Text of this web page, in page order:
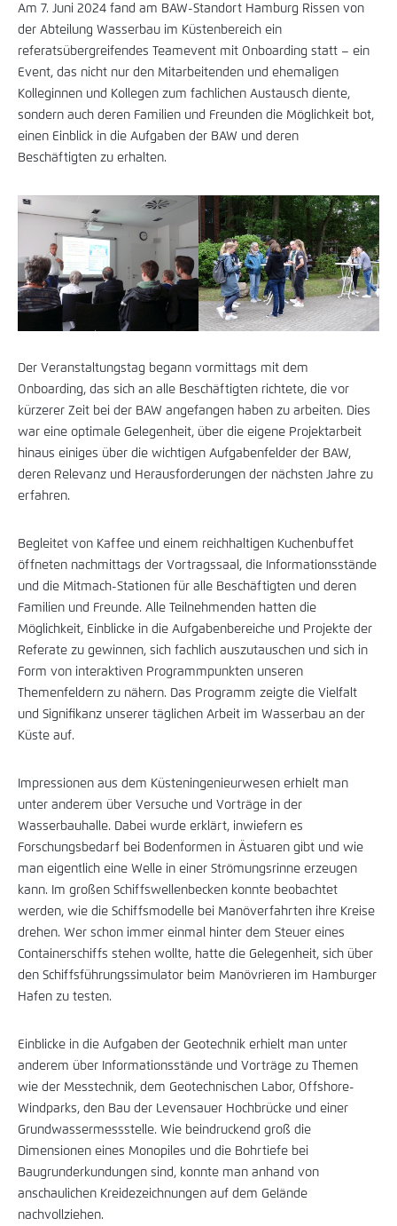
Am 7. Juni 2024 fand am BAW-Standort Hamburg Rissen von
der Abteilung Wasserbau im Küstenbereich ein
referatsübergreifendes Teamevent mit Onboarding statt – ein
Event, das nicht nur den Mitarbeitenden und ehemaligen
Kolleginnen und Kollegen zum fachlichen Austausch diente,
sondern auch deren Familien und Freunden die Möglichkeit bot,
einen Einblick in die Aufgaben der BAW und deren
Beschäftigten zu erhalten.
Der Veranstaltungstag begann vormittags mit dem
Onboarding, das sich an alle Beschäftigten richtete, die vor
kürzerer Zeit bei der BAW angefangen haben zu arbeiten. Dies
war eine optimale Gelegenheit, über die eigene Projektarbeit
hinaus einiges über die wichtigen Aufgabenfelder der BAW,
deren Relevanz und Herausforderungen der nächsten Jahre zu
erfahren.
Begleitet von Kaffee und einem reichhaltigen Kuchenbuffet
öffneten nachmittags der Vortragssaal, die Informationsstände
und die Mitmach-Stationen für alle Beschäftigten und deren
Familien und Freunde. Alle Teilnehmenden hatten die
Möglichkeit, Einblicke in die Aufgabenbereiche und Projekte der
Referate zu gewinnen, sich fachlich auszutauschen und sich in
Form von interaktiven Programmpunkten unseren
Themenfeldern zu nähern. Das Programm zeigte die Vielfalt
und Signifikanz unserer täglichen Arbeit im Wasserbau an der
Küste auf.
Impressionen aus dem Küsteningenieurwesen erhielt man
unter anderem über Versuche und Vorträge in der
Wasserbauhalle. Dabei wurde erklärt, inwiefern es
Forschungsbedarf bei Bodenformen in Ästuaren gibt und wie
man eigentlich eine Welle in einer Strömungsrinne erzeugen
kann. Im großen Schiffswellenbecken konnte beobachtet
werden, wie die Schiffsmodelle bei Manöverfahrten ihre Kreise
drehen. Wer schon immer einmal hinter dem Steuer eines
Containerschiffs stehen wollte, hatte die Gelegenheit, sich über
den Schiffsführungssimulator beim Manövrieren im Hamburger
Hafen zu testen.
Einblicke in die Aufgaben der Geotechnik erhielt man unter
anderem über Informationsstände und Vorträge zu Themen
wie der Messtechnik, dem Geotechnischen Labor, Offshore-
Windparks, den Bau der Levensauer Hochbrücke und einer
Grundwassermessstelle. Wie beindruckend groß die
Dimensionen eines Monopiles und die Bohrtiefe bei
Baugrunderkundungen sind, konnte man anhand von
anschaulichen Kreidezeichnungen auf dem Gelände
nachvollziehen.